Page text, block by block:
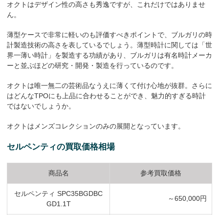
オクトはデザイン性の高さも秀逸ですが、これだけではありませ
ん。
薄型ケースで非常に軽いのも評価すべきポイントで、ブルガリの時
計製造技術の高さを表しているでしょう。薄型時計に関しては「世
界一薄い時計」を製造する功績があり、ブルガリは有名時計メーカ
ーと並ぶほどの研究・開発・製造を行っているのです。
オクトは唯一無二の芸術品なうえに薄くて付け心地が抜群。さらに
はどんなTPOにも上品に合わせることができ、魅力的すぎる時計
ではないでしょうか。
オクトはメンズコレクションのみの展開となっています。
セルペンティの買取価格相場
商品名 参考買取価格
セルペンティ SPC35BGDBC
GD1.1T
～650,000円